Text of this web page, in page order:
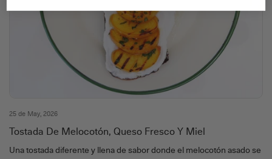
25 de May, 2026
Tostada De Melocotón, Queso Fresco Y Miel
Una tostada diferente y llena de sabor donde el melocotón asado se